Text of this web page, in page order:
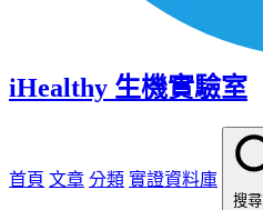
iHealthy 生機實驗室
首頁 文章 分類 實證資料庫
搜尋